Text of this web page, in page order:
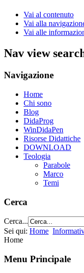
Vai al contenuto
Vai alla
Vai alle
Nav view
Navigazione
Home
Chi sono
Blog
DidaProg
WinDidaPen
Risorse Didattiche
DOWNLOAD
Teologia
Parabole
Marco
Temi
Cerca
Cerca...
Sei qui: Home
Home
Menu Principale